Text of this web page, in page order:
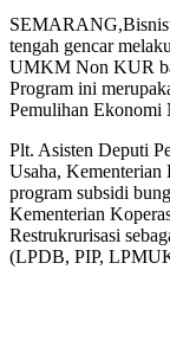
tengah gencar
UMKM Non KUR
Program ini
Pemulihan Ekonomi
Plt. Asisten Deputi
Usaha,
program subsidi
Kementerian
Restrukrurisasi
(LPDB, PIP,